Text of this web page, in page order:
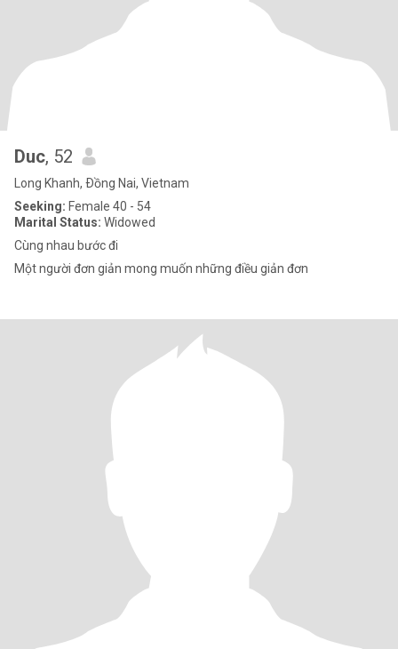
Duc, 52
Long Khanh, Ðồng Nai, Vietnam
Seeking: Female 40 - 54
Marital Status: Widowed
Cùng nhau bước đi
Một người đơn giản mong muốn những điều giản đơn